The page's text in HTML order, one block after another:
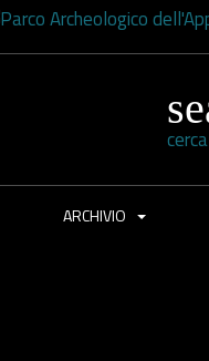
cerca
ARCHIVIO